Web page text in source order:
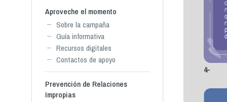
Aproveche el momento
Sobre la campaña
Guía informativa
Recursos digitales
Contactos de apoyo
Prevención de Relaciones
Impropias
4-